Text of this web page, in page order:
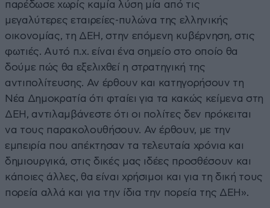
παρέδωσε χωρίς καμία λύση μία από τις
μεγαλύτερες εταιρείες-πυλώνα της ελληνικής
οικονομίας, τη ΔΕΗ, στην επόμενη κυβέρνηση, στις
φωτιές. Αυτό π.χ. είναι ένα σημείο στο οποίο θα
δούμε πώς θα εξελιχθεί η στρατηγική της
αντιπολίτευσης. Αν έρθουν και κατηγορήσουν τη
Νέα Δημοκρατία ότι φταίει για τα κακώς κείμενα στη
ΔΕΗ, αντιλαμβάνεστε ότι οι πολίτες δεν πρόκειται
να τους παρακολουθήσουν. Αν έρθουν, με την
εμπειρία που απέκτησαν τα τελευταία χρόνια και
δημιουργικά, στις δικές μας ιδέες προσθέσουν και
κάποιες άλλες, θα είναι χρήσιμοι και για τη δική τους
πορεία αλλά και για την ίδια την πορεία της ΔΕΗ».